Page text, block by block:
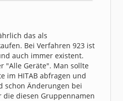
das als
Bei Verfahren 923 ist
auch immer existent.
"Alle Geräte". Man sollte
im HITAB abfragen und
schon Änderungen bei
die diesen Gruppennamen